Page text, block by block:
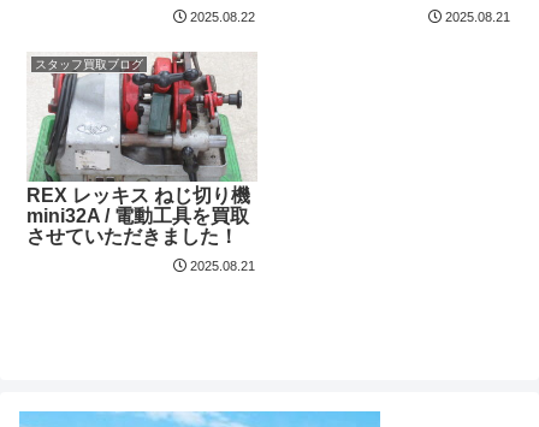
2025.08.22 2025.08.21
スタッフ買取ブログ
REX レッキス ねじ切り機
mini32A / 電動工具を買取
させていただきました！
2025.08.21